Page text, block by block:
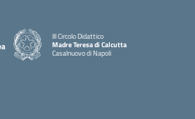
III Circolo Didattico
Madre Teresa di Calcutta
Casalnuovo di Napoli
— Visita la pagina iniziale della scuola